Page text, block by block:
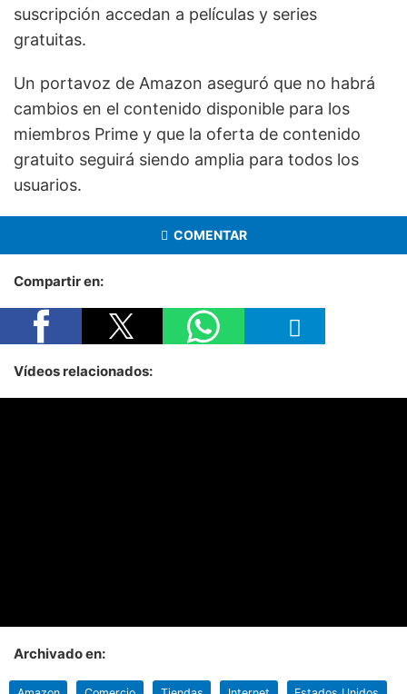
suscripción accedan a películas y series
gratuitas.
Un portavoz de Amazon aseguró que no habrá
cambios en el contenido disponible para los
miembros Prime y que la oferta de contenido
gratuito seguirá siendo amplia para todos los
usuarios.
COMENTAR
Compartir en:
Vídeos relacionados:
Archivado en: